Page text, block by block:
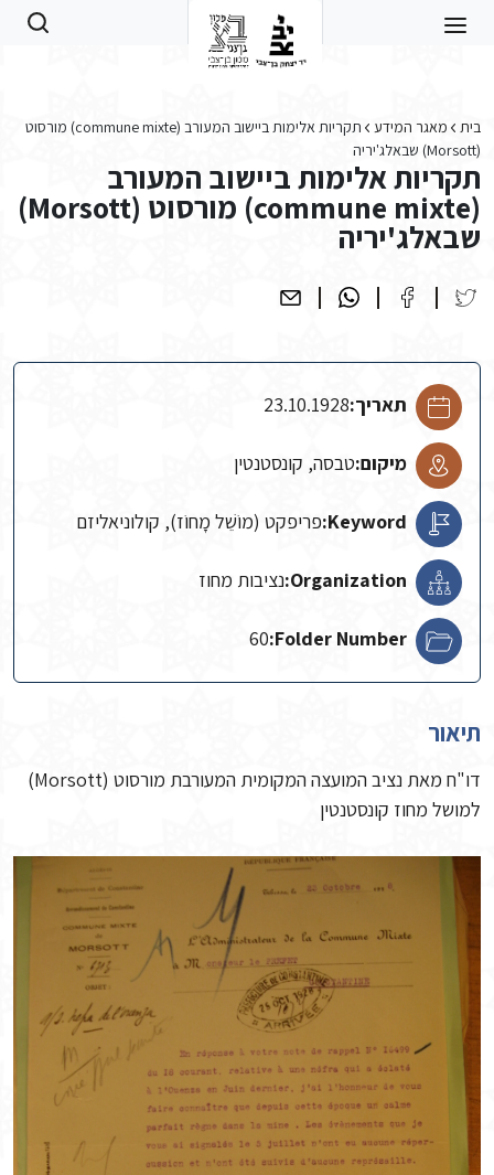
בית מאגר המידע
תקריות אלימות ביישוב המעורב (commune mixte) מורסוט
(Morsott) שבאלג'יריה
תקריות אלימות ביישוב המעורב
(commune mixte) מורסוט (Morsott)
שבאלג'יריה
תאריך:23.10.1928
מיקום:טבסה, קונסטנטין
Keyword: פריפקט (מוֹשֵׁל מָחוֹז), קולוניאליזם
Organization: נציבות מחוז
Folder Number:
60
תיאור
דו"ח מאת נציב המועצה המקומית המעורבת מורסוט (Morsott)
למושל מחוז קונסטנטין